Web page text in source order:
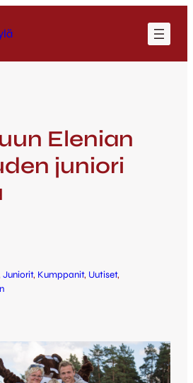
Elenian
juniori
Juniorit, Kumppanit, Uutiset